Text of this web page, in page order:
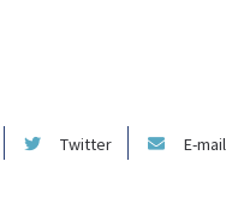
Twitter E-mail